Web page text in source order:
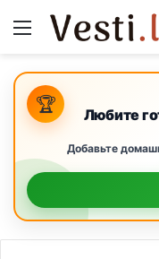
Menu
🏆 Любите
Добавьте